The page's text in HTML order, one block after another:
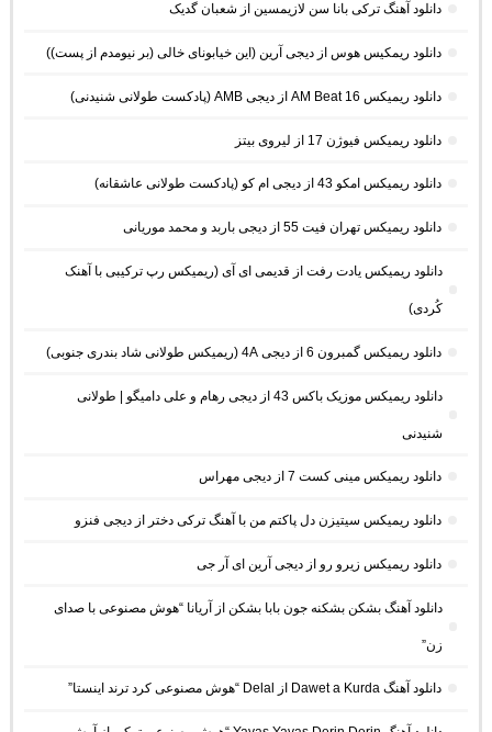
دانلود آهنگ ترکی بانا سن لازیمسین از شعبان گدیک
دانلود ریمکیس هوس از دیجی آرین (این خیابونای خالی (بر نیومدم از پست))
دانلود ریمیکس AM Beat 16 از دیجی AMB (پادکست طولانی شنیدنی)
دانلود ریمیکس فیوژن 17 از لیروی بیتز
دانلود ریمیکس امکو 43 از دیجی ام کو (پادکست طولانی عاشقانه)
دانلود ریمیکس تهران فیت 55 از دیجی باربد و محمد موریانی
دانلود ریمیکس یادت رفت از قدیمی ای آی (ریمیکس رپ ترکیبی با آهنک
کُردی)
دانلود ریمیکس گمبرون 6 از دیجی 4A (ریمیکس طولانی شاد بندری جنوبی)
دانلود ریمیکس موزیک باکس 43 از دیجی رهام و علی دامیگو | طولانی
شنیدنی
دانلود ریمیکس مینی کست 7 از دیجی مهراس
دانلود ریمیکس سیتیزن دل پاکتم من با آهنگ ترکی دختر از دیجی فنزو
دانلود ریمیکس زیرو رو از دیجی آرین ای آر جی
دانلود آهنگ بشکن بشکنه جون بابا بشکن از آریانا “هوش مصنوعی با صدای
زن”
دانلود آهنگ Dawet a Kurda از Delal “هوش مصنوعی کرد ترند اینستا”